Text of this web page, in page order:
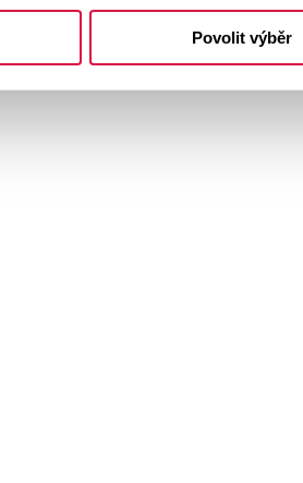
Povolit výběr